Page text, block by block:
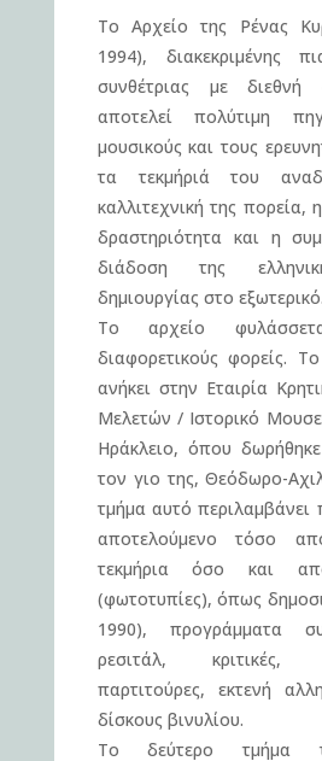
Το Αρχείο της Ρένας
1994), διακεκριμένης
συνθέτριας με διεθνή
αποτελεί πολύτιμη
μουσικούς και τους
τα τεκμήριά του
καλλιτεχνική της πορεία,
δραστηριότητα και η
διάδοση της
δημιουργίας στο εξωτερικό.
Το αρχείο
διαφορετικούς φορείς.
ανήκει στην Εταιρία
Μελετών / Ιστορικό
Ηράκλειο, όπου
τον γιο της, Θεόδωρο-
τμήμα αυτό περιλαμβάνει
αποτελούμενο τόσο
τεκμήρια όσο και
(φωτοτυπίες), όπως
1990), προγράμματα
ρεσιτάλ, κριτικές,
παρτιτούρες, εκτενή
δίσκους βινυλίου.
Το δεύτερο τμήμα